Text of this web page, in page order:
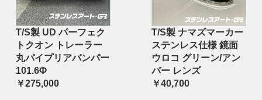
T/S製 UD パーフェク
トクオン トレーラー
丸パイプリアバンパー
101.6Φ
￥275,000
T/S製 ナマズマーカー
ステンレス仕様 鏡面
ウロコ グリーン/アン
バー レンズ
￥40,700